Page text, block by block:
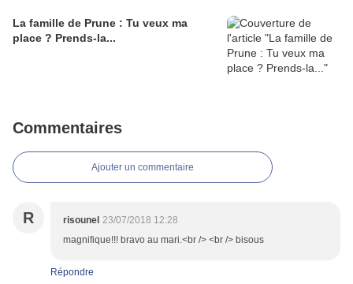
La famille de Prune : Tu veux ma
place ? Prends-la...
Commentaires
Ajouter un commentaire
R risounel 23/07/2018 12:28
magnifique!!! bravo au mari.<br /> <br /> bisous
Répondre